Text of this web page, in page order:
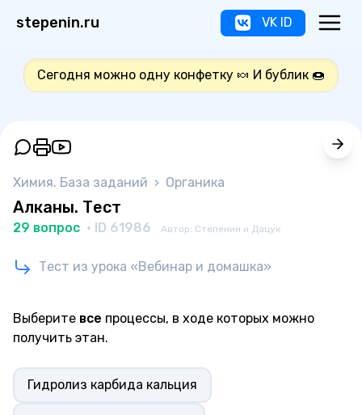
stepenin.ru VK ID
Сегодня можно одну конфетку 🍬 И бублик 🍩
Химия. База заданий › Органика
Алканы. Тест
29 вопрос · ID 61986 Автор: Степенин и Дацук
Тест из урока «Вебинар и домашка»
Выберите все процессы, в ходе которых можно
получить этан.
Гидролиз карбида кальция